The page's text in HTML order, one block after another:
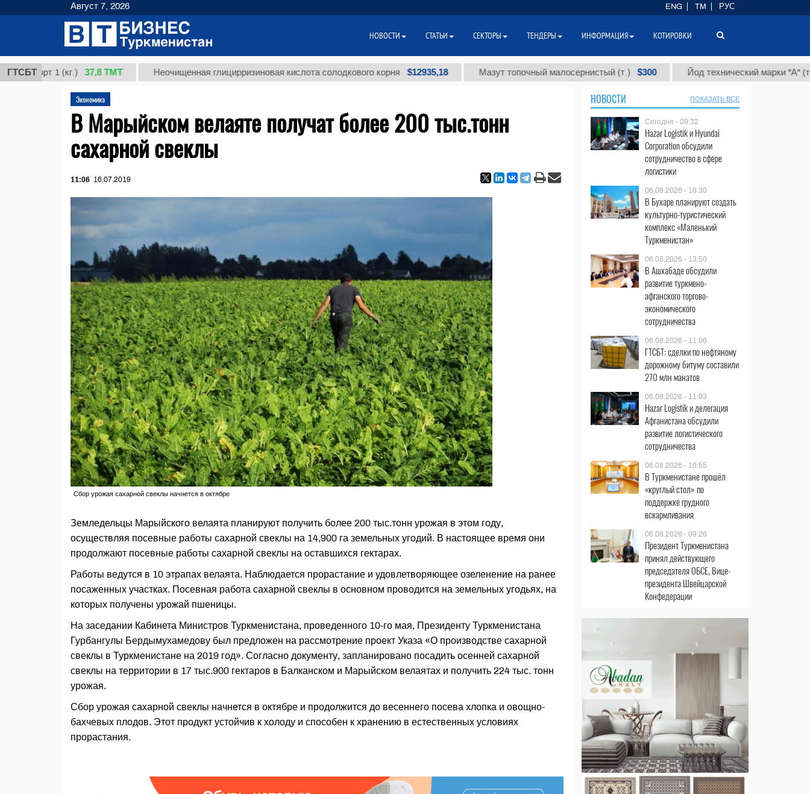
ГТСБТ
1 (кг.) 37,8 ТМТ Неочищенная глицирризиновая кислота солодкового корня $12935,18 Мазут топочный малосернистый (т.) $300 Йод технический марки "А" (т.) $86
Экономика
В Марыйском велаяте получат более 200 тыс.тонн
сахарной свеклы
11:06 16.07.2019
Сбор урожая сахарной свеклы начнется в октябре
Земледельцы Марыйского велаята планируют получить более 200 тыс.тонн урожая в этом году,
осуществляя посевные работы сахарной свеклы на 14,900 га земельных угодий. В настоящее время они
продолжают посевные работы сахарной свеклы на оставшихся гектарах.
Работы ведутся в 10 этрапах велаята. Наблюдается прорастание и удовлетворяющее озеленение на ранее
посаженных участках. Посевная работа сахарной свеклы в основном проводится на земельных угодьях, на
которых получены урожай пшеницы.
На заседании Кабинета Министров Туркменистана, проведенного 10-го мая, Президенту Туркменистана
Гурбангулы Бердымухамедову был предложен на рассмотрение проект Указа «О производстве сахарной
свеклы в Туркменистане на 2019 год». Согласно документу, запланировано посадить осенней сахарной
свеклы на территории в 17 тыс.900 гектаров в Балканском и Марыйском велаятах и получить 224 тыс. тонн
урожая.
Сбор урожая сахарной свеклы начнется в октябре и продолжится до весеннего посева хлопка и овощно-
бахчевых плодов. Этот продукт устойчив к холоду и способен к хранению в естественных условиях
прорастания.
НОВОСТИ ПОКАЗАТЬ ВСЕ
Сегодня - 09:32
Hazar Logistik и Hyundai
Corporation обсудили
сотрудничество в сфере
логистики
06.08.2026 - 16:30
В Бухаре планируют создать
культурно-туристический
комплекс «Маленький
Туркменистан»
06.08.2026 - 13:50
В Ашхабаде обсудили
развитие туркмено-
афганского торгово-
экономического
сотрудничества
06.08.2026 - 11:06
ГТСБТ: сделки по нефтяному
дорожному битуму составили
270 млн манатов
06.08.2026 - 11:03
Hazar Logistik и делегация
Афганистана обсудили
развитие логистического
сотрудничества
06.08.2026 - 10:55
В Туркменистане прошёл
«круглый стол» по
поддержке грудного
вскармливания
06.08.2026 - 09:26
Президент Туркменистана
принял действующего
председателя ОБСЕ, Вице-
президента Швейцарской
Конфедерации
Август 7, 2026 ENG TM РУС
НОВОСТИ СТАТЬИ СЕКТОРЫ ТЕНДЕРЫ ИНФОРМАЦИЯ КОТИРОВКИ